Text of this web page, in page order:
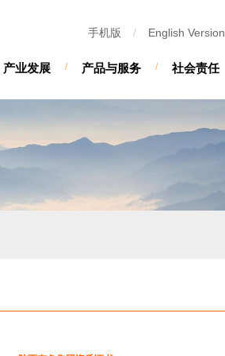
手机版 / English Version
产业发展 / 产品与服务 / 社会责任